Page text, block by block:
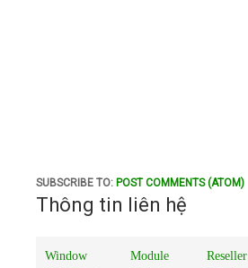
SUBSCRIBE TO: POST COMMENTS (ATOM)
Thông tin liên hệ
Window
Module
Reseller